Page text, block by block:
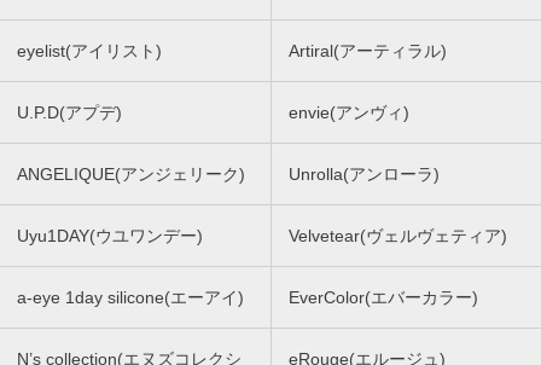
eyelist(アイリスト) Artiral(アーティラル)
U.P.D(アプデ) envie(アンヴィ)
ANGELIQUE(アンジェリーク) Unrolla(アンローラ)
Uyu1DAY(ウユワンデー) Velvetear(ヴェルヴェティア)
a-eye 1day silicone(エーアイ) EverColor(エバーカラー)
N’s collection(エヌズコレクシ eRouge(エルージュ)